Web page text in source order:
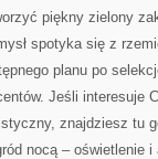
piękny zielony
spotyka się z
planu po
Jeśli interesuje
znajdziesz tu
nocą – oświetlenie